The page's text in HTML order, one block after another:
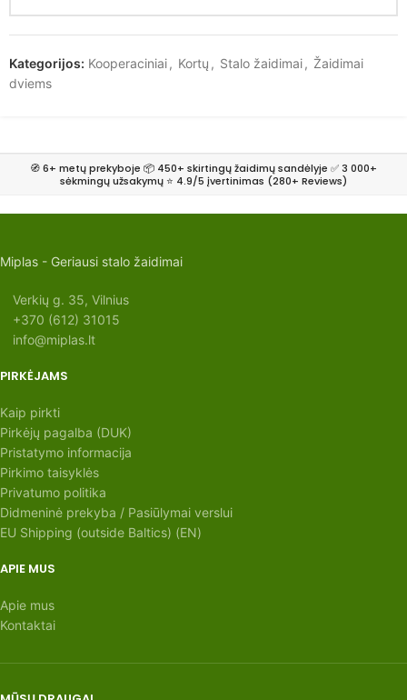
Kategorijos: Kooperaciniai, Kortų , Stalo žaidimai, Žaidimai
dviems
🧭 6+ metų prekyboje 📦 450+ skirtingų žaidimų sandėlyje ✅ 3 000+
sėkmingų užsakymų ⭐ 4.9/5 įvertinimas (280+ Reviews)
Miplas - Geriausi stalo žaidimai
Verkių g. 35, Vilnius
+370 (612) 31015
info@miplas.lt
PIRKĖJAMS
Kaip pirkti
Pirkėjų pagalba (DUK)
Pristatymo informacija
Pirkimo taisyklės
Privatumo politika
Didmeninė prekyba / Pasiūlymai verslui
EU Shipping (outside Baltics) (EN)
APIE MUS
Apie mus
Kontaktai